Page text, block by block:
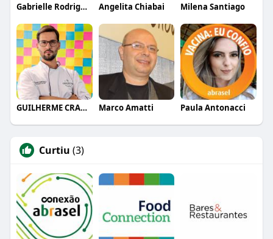
Gabrielle Rodrigues Angelita Chiabai Milena Santiago
GUILHERME CRAMER BALLE Marco Amatti Paula Antonacci
Curtiu (3)